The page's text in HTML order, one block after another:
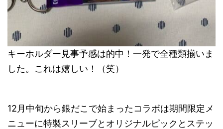
キーホルダー見事予感は的中！一発で全種類揃いま
した。これは嬉しい！（笑）
12月中旬から銀だこで始まったコラボは期間限定メ
ニューに特製スリーブとオリジナルピックとステッ